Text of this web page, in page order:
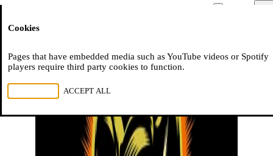
Cookies
Pages that have embedded media such as YouTube videos or Spotify
players require third party cookies to function.
ACCEPT ALL